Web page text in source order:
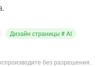
Дизайн страницы # AI
без разрешения.